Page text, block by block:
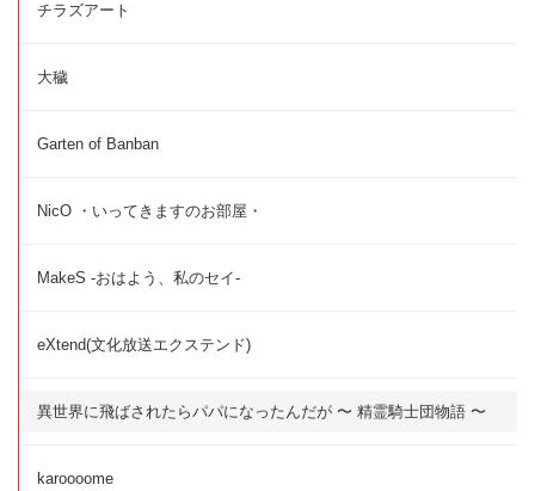
チラズアート
大穢
Garten of Banban
NicO ・いってきますのお部屋・
MakeS -おはよう、私のセイ-
eXtend(文化放送エクステンド)
異世界に飛ばされたらパパになったんだが 〜 精霊騎士団物語 〜
karoooome